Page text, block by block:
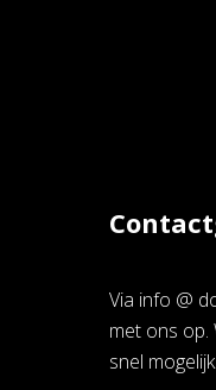
Via info @
met ons op.
snel mogelijk.